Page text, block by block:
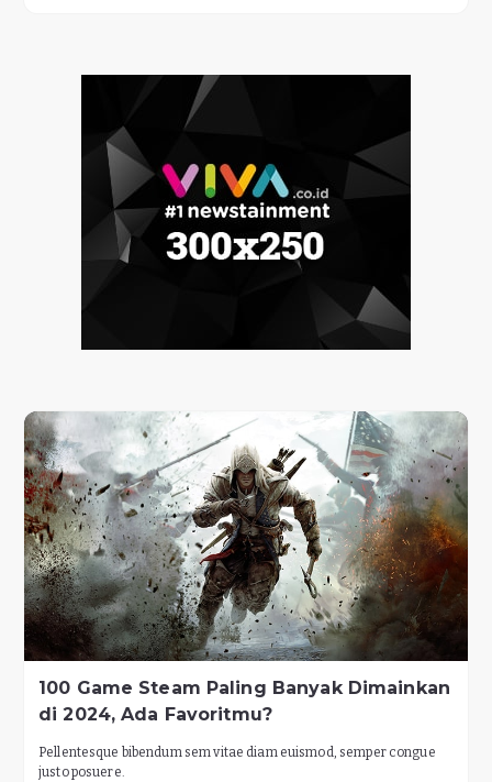
100 Game Steam Paling Banyak Dimainkan
di 2024, Ada Favoritmu?
Pellentesque bibendum sem vitae diam euismod, semper congue
justo posuere.